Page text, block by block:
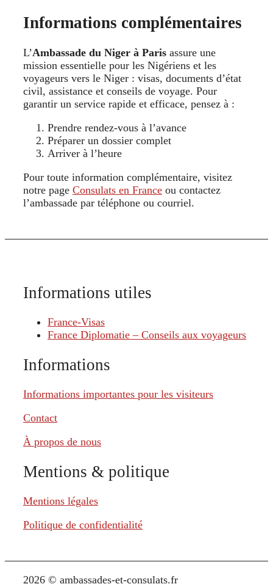
Informations complémentaires
L’Ambassade du Niger à Paris assure une
mission essentielle pour les Nigériens et les
voyageurs vers le Niger : visas, documents d’état
civil, assistance et conseils de voyage. Pour
garantir un service rapide et efficace, pensez à :
Prendre rendez-vous à l’avance
Préparer un dossier complet
Arriver à l’heure
Pour toute information complémentaire, visitez
notre page Consulats en France ou contactez
l’ambassade par téléphone ou courriel.
Informations utiles
France-Visas
France Diplomatie – Conseils aux voyageurs
Informations
Informations importantes pour les visiteurs
Contact
À propos de nous
Mentions & politique
Mentions légales
Politique de confidentialité
2026 © ambassades-et-consulats.fr